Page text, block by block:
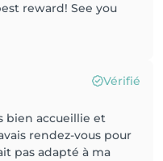
reward! See you
Vérifié
bien accueillie et
rendez-vous pour
pas adapté à ma